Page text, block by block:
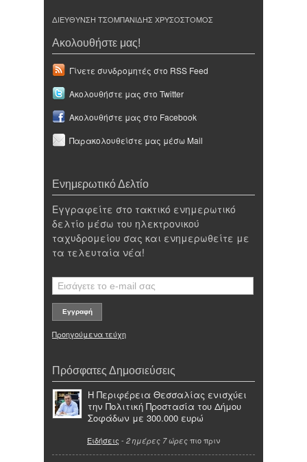
ΔΙΕΥΘΥΝΣΗ ΤΣΟΜΠΑΝΙΔΗΣ ΧΡΥΣΟΣΤΟΜΟΣ
Ακολουθήστε μας!
Γίνετε συνδρομητές στο RSS Feed
Ακολουθήστε μας στο Twitter
Ακολουθήστε μας στο Facebook
Παρακολουθείστε μας μέσω Mail
Ενημερωτικό Δελτίο
Εγγραφείτε στο τακτικό ενημερωτικό
δελτίο μέσω του ηλεκτρονικού
ταχυδρομείου σας και ενημερωθείτε με
τα τελευταία νέα!
Προηγούμενα τεύχη
Πρόσφατες Δημοσιεύσεις
Η Περιφέρεια Θεσσαλίας ενισχύει
την Πολιτική Προστασία του Δήμου
Σοφάδων με 300.000 ευρώ
Ειδήσεις - 2 ημέρες 7 ώρες πιο πριν